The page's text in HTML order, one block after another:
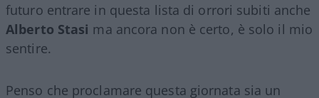
futuro entrare in questa lista di orrori subiti anche
Alberto Stasi ma ancora non è certo, è solo il mio
sentire.
Penso che proclamare questa giornata sia un